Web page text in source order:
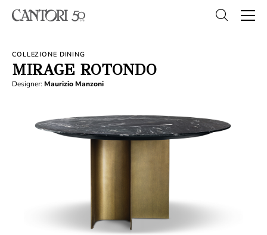
COLLEZIONE DINING
MIRAGE ROTONDO
Designer: Maurizio Manzoni